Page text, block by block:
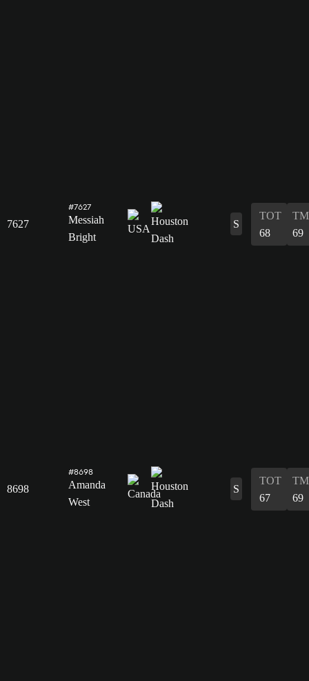
7627
#7627
Messiah
Bright
S
TOT
68
69
8698
#8698
Amanda
West
S
TOT
67
69